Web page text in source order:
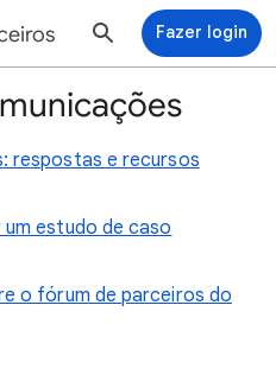
Fazer login
respostas e recursos
estudo de caso
o fórum de parceiros do